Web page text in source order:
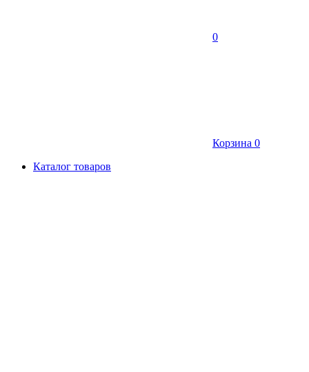
0
Корзина 0
Каталог товаров